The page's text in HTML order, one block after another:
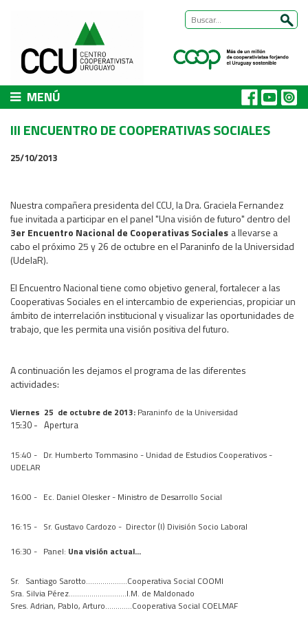
MENÚ
Presentación
Nuestra historia
ÁREAS DE TRABAJO
Cómo trabajamos
Área Habitat
Acerca del Área
Programas
Trabajos
Área Rural
Programas
Programas Centrales
REGIONAL LITORAL
Revista Dinámica
Recursos Digitales
PUBLICACIONES
III ENCUENTRO DE COOPERATIVAS SOCIALES
25/10/2013
Nuestra compañera presidenta del CCU, la Dra. Graciela Fernandez
fue invitada a participar en el panel "Una visión de futuro" dentro del
3er Encuentro Nacional de Cooperativas Sociales a llevarse a
cabo el próximo 25 y 26 de octubre en el Paraninfo de la Universidad
(UdelaR).
El Encuentro Nacional tiene como objetivo general, fortalecer a las
Cooperativas Sociales en el intercambio de experiencias, propiciar un
ámbito de interrelación institucional y visualizar las oportunidades de
trabajo, que les permita una visión positiva del futuro.
A continuación les dejamos el programa de las diferentes
actividades:
Viernes 25 de octubre de 2013: Paraninfo de la Universidad
15:30 - Apertura
15:40 - Dr. Humberto Tommasino - Unidad de Estudios Cooperativos -
UDELAR
16:00 - Ec. Daniel Olesker - Ministro de Desarrollo Social
16:15 - Sr. Gustavo Cardozo - Director (I) División Socio Laboral
16:30 - Panel: Una visión actual...
Sr. Santiago Sarotto....................Cooperativa Social COOMI
Sra. Silvia Pérez............................I.M. de Maldonado
Sres. Adrian, Pablo, Arturo.............Cooperativa Social COELMAF